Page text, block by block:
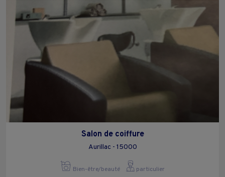
Salon de coiffure
Aurillac - 15000
Bien-être/beauté particulier